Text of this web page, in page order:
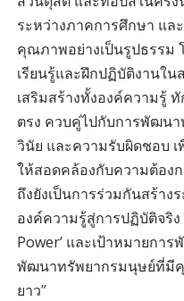
ระหว่างภาคการศึกษา แ
คุณภาพอย่างเป็นรูปธรรม
เรียนรู้และฝึกปฏิบัติงานใ
เสริมสร้างทั้งองค์ความรู้
ตรง ควบคู่ไปกับการพัฒน
วินัย และความรับผิดชอบ
ให้สอดคล้องกับความต้อง
ถึงยังเป็นการร่วมกันสร้าง
องค์ความรู้สู่การปฏิบัติจริ
Power’ และเป้าหมายกา
พัฒนาทรัพยากรมนุษย์ที่มี
ยาว”